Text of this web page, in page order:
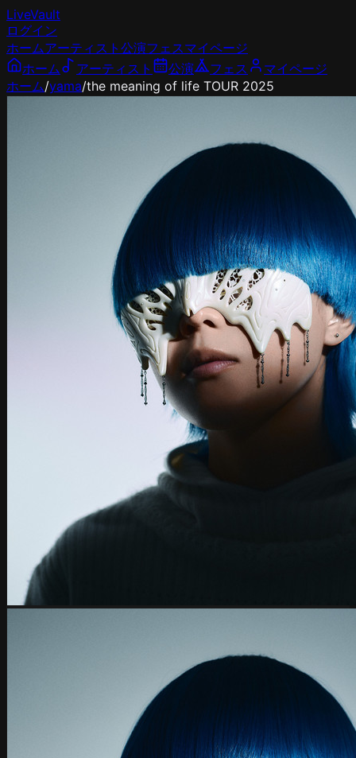
LiveVault
ログイン
ホームアーティスト 公演フェスマイページ
ホーム
アーティスト 公演 フェス
マイページ
ホーム/yama/the meaning of life TOUR 2025